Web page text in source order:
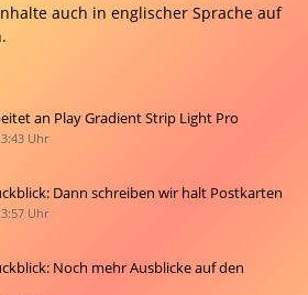
auch in englischer Sprache auf
an Play Gradient Strip Light Pro
Uhr
Dann schreiben wir halt Postkarten
Uhr
Noch mehr Ausblicke auf den